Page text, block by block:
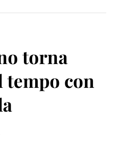
torna
con